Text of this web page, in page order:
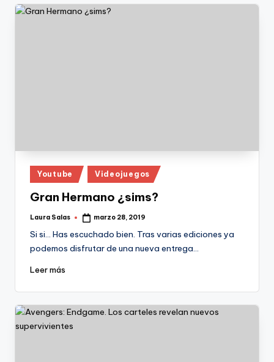
Publicado
en
Youtube Videojuegos
Gran Hermano ¿sims?
Publicado
Laura Salas marzo 28, 2019
Si si… Has escuchado bien. Tras varias ediciones ya
podemos disfrutar de una nueva entrega…
Leer más